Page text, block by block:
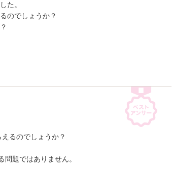
た。
のでしょうか？
るのでしょうか？
題ではありません。